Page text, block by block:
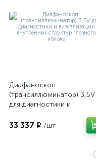
Диафаноскоп
(трансиллюминатор) 3,5V
для диагностики и
структур глазного яблока
33 337 ₽ /шт